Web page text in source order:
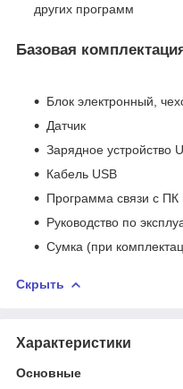
других программ
Базовая
Блок электронный,
Датчик
Зарядное устройство
Кабель USB
Программа связи с ПК
Руководство по
Сумка (при
Скрыть
Характеристики
Основные